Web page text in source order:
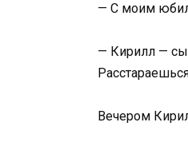
— С моим
— Кирилл —
Вечером